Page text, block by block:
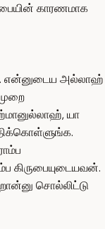
காரணமாக
என்னுடைய அல்லாஹ்
யா
கிருபையுடையவன்.
சொல்லிட்டு